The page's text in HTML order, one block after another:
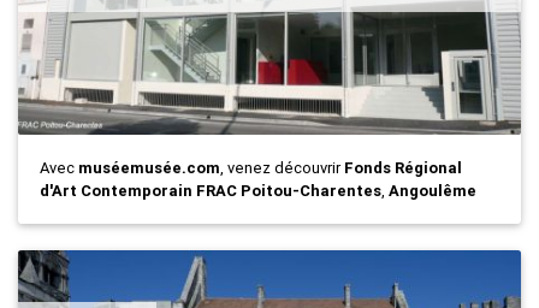
Avec muséemusée.com, venez découvrirFonds Régional
d'Art Contemporain FRAC Poitou-Charentes, Angoulême